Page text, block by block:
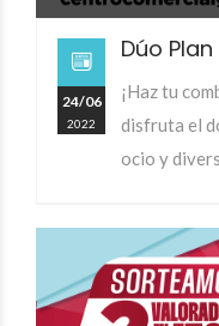
Dúo
¡Haz tu
disfruta el
ocio y
24/06
2022